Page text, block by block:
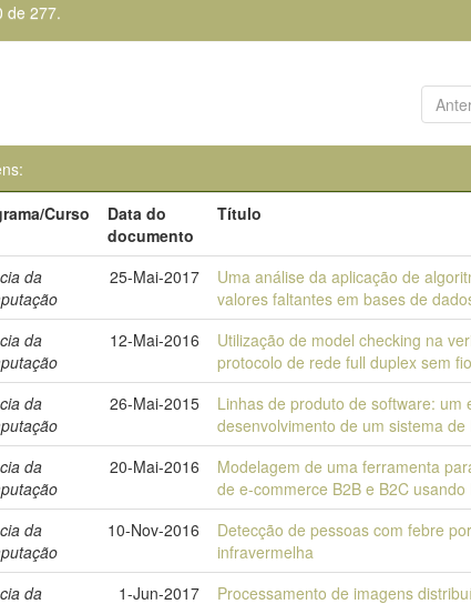
de 277.
Curso
Data do
documento
Título
da
25-Mai-2017
Uma análise da aplicação de
valores faltantes em bases de
da
12-Mai-2016
Utilização de model checking na
protocolo de rede full duplex sem fio
da
26-Mai-2015
Linhas de produto de software: um
desenvolvimento de um sistema de
da
20-Mai-2016
Modelagem de uma ferramenta
de e-commerce B2B e B2C usando
da
10-Nov-2016
Detecção de pessoas com febre
infravermelha
da 1-Jun-2017 Processamento de imagens